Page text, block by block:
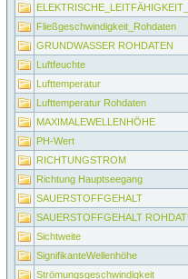
Fließgeschwindigkeit_Rohdaten
GRUNDWASSER ROHDATEN
Luftfeuchte
Lufttemperatur
Lufttemperatur Rohdaten
MAXIMALEWELLENHÖHE
PH-Wert
RICHTUNGSTROM
Richtung Hauptseegang
SAUERSTOFFGEHALT
SAUERSTOFFGEHALT
Sichtweite
SignifikanteWellenhöhe
Strömungsgeschwindigkeit